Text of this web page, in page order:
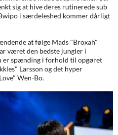
sig at hive deres rutinerede sub
i særdeleshed kommer dårligt
at følge Mads "Broxah"
været den bedste jungler i
er spænding i forhold til opgøret
Larsson og det hyper
Wen-Bo.